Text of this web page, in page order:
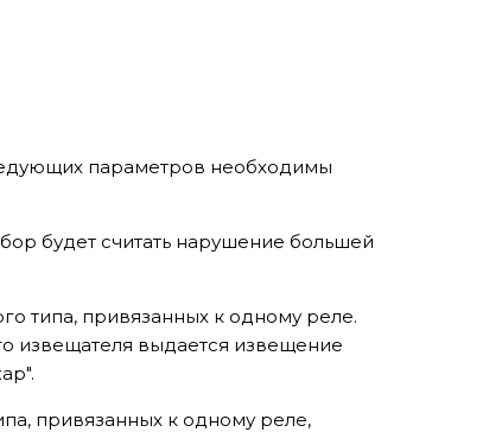
параметров необходимы
будет считать нарушение большей
типа, привязанных к одному реле.
извещателя выдается извещение
привязанных к одному реле,